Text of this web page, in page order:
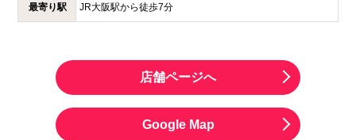
最寄り駅 JR大阪駅から徒歩7分
店舗ページへ
Google Map